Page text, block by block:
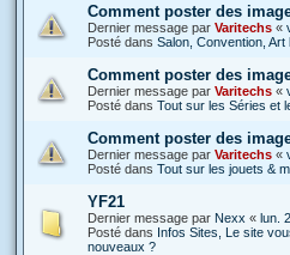
Comment poster des
Dernier message par Varitechs «
Posté dans Salon, Convention, Art
Comment poster des
Dernier message par Varitechs «
Posté dans Tout sur les Séries et
Comment poster des
Dernier message par Varitechs «
Posté dans Tout sur les jouets &
YF21
Dernier message par Nexx « lun.
Posté dans Infos Sites, Le site
nouveaux ?